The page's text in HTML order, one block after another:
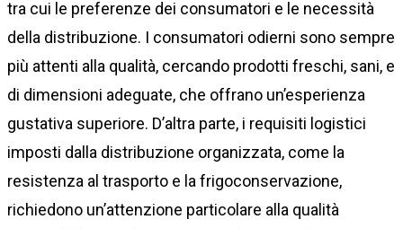
tra cui le preferenze dei consumatori e le necessità
della distribuzione. I consumatori odierni sono sempre
più attenti alla qualità, cercando prodotti freschi, sani, e
di dimensioni adeguate, che offrano un’esperienza
gustativa superiore. D’altra parte, i requisiti logistici
imposti dalla distribuzione organizzata, come la
resistenza al trasporto e la frigoconservazione,
richiedono un’attenzione particolare alla qualità